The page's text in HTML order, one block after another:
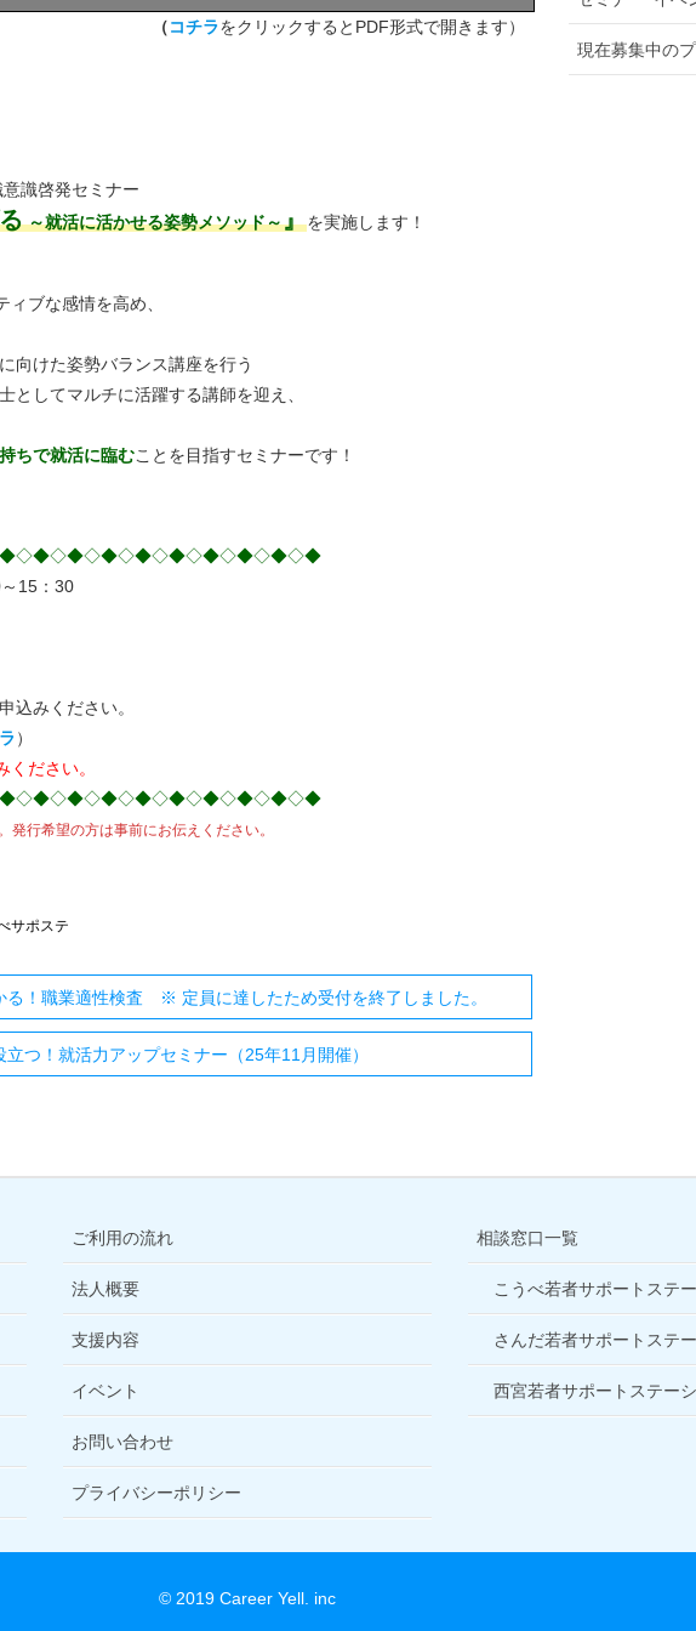
（コチラをクリックするとPDF形式で開きます）
識啓発セミナー
～就活に活かせる姿勢メソッド～』を実施します！
ブな感情を高め、
向けた姿勢バランス講座を行う
としてマルチに活躍する講師を迎え、
ちで就活に臨むことを目指すセミナーです！
15：30
みください。
）
ださい。
行希望の方は事前にお伝えください。
サポステ
る！職業適性検査 ※ 定員に達したため受付を終了しました。
つ！就活力アップセミナー（25年11月開催）
現在募集中の
ご利用の流れ
法人概要
支援内容
イベント
お問い合わせ
プライバシーポリシー
相談窓口一覧
こうべ若者サポートステ
さんだ若者サポートステ
西宮若者サポートステー
© 2019 Career Yell. inc